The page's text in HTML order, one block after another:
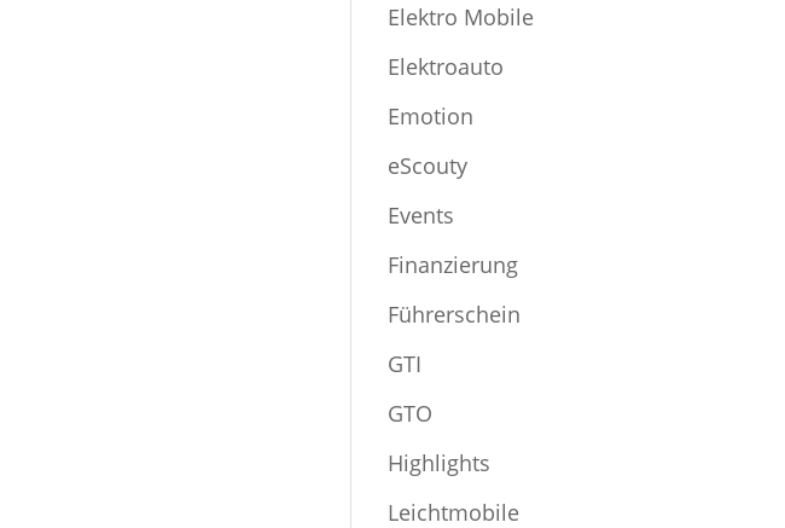
Elektro Mobile
Elektroauto
Emotion
eScouty
Events
Finanzierung
Führerschein
GTI
GTO
Highlights
Leichtmobile